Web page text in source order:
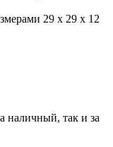
29 х 29 х 12
наличный, так и за